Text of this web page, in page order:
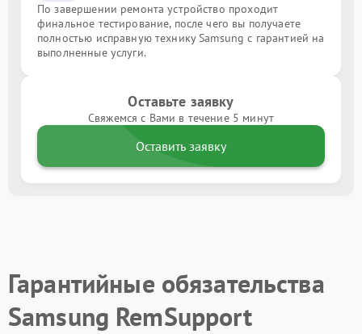
По завершении ремонта устройство проходит
финальное тестирование, после чего вы получаете
полностью исправную технику Samsung с гарантией на
выполненные услуги.
Оставьте заявку
Свяжемся с Вами в течение 5 минут
Оставить заявку
Гарантийные обязательства
Samsung RemSupport